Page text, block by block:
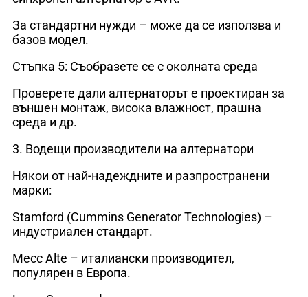
За стандартни нужди – може да се използва и
базов модел.
Стъпка 5: Съобразете се с околната среда
Проверете дали алтернаторът е проектиран за
външен монтаж, висока влажност, прашна
среда и др.
3. Водещи производители на алтернатори
Някои от най-надеждните и разпространени
марки:
Stamford (Cummins Generator Technologies) –
индустриален стандарт.
Mecc Alte – италиански производител,
популярен в Европа.